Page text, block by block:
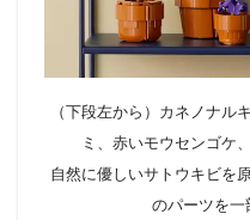
（下段左から）カネノナル
ミ、赤いモウセンゴケ
自然に優しいサトウキビを
のパーツを一